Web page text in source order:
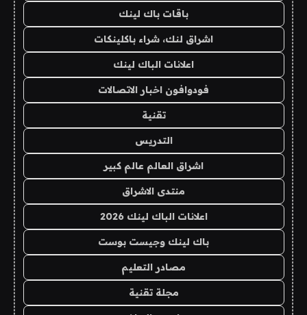
باقات باك لينك
اشراق لنك، شراء باكلينكات
اعلانات الباك لينك
فودوافون اخبار الاتصالات
تقنية
التدريس
اشراق العالم عالم كبير
منتدى الاشراق
اعلانات الباك لينك 2026
باك لينك وجيست بوست
مصادر التعليم
مجلة تقنية